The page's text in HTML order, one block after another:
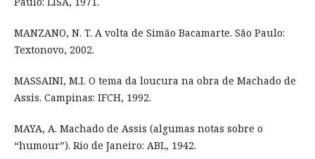
MANZANO, N. T. A volta de Simão Bacamarte. São Paulo:
Textonovo, 2002.
MASSAINI, M.I. O tema da loucura na obra de Machado de
Assis. Campinas: IFCH, 1992.
MAYA, A. Machado de Assis (algumas notas sobre o
“humour”). Rio de Janeiro: ABL, 1942.